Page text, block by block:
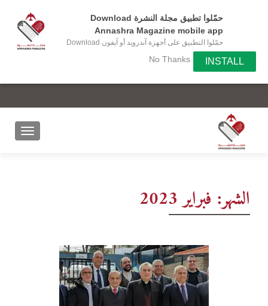
حمّلوا تطبيق مجلة النشرة Download
Annashra Magazine mobile app
حمّلوا التطبيق على أجهزة آندرويد أو آيفون Download
the app on your Android or IOS device
No Thanks INSTALL
الشهر: فبراير 2023